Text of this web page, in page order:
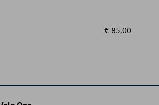
€ 85,00